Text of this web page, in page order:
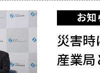
お知
災害
産業